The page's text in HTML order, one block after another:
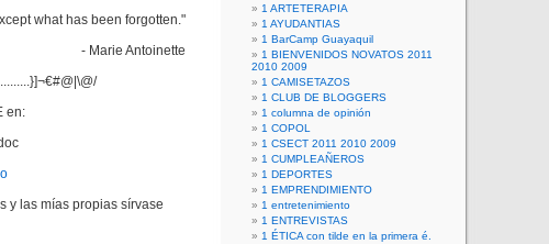
what has been forgotten."
- Marie Antoinette
en:
y las mías propias sírvase
1 ARTETERAPIA
1 AYUDANTIAS
1 BarCamp Guayaquil
1 BIENVENIDOS NOVATOS 2011
2010 2009
1 CAMISETAZOS
1 CLUB DE BLOGGERS
1 columna de opinión
1 COPOL
1 CSECT 2011 2010 2009
1 CUMPLEAÑEROS
1 DEPORTES
1 EMPRENDIMIENTO
1 entretenimiento
1 ENTREVISTAS
1 ÉTICA con tilde en la primera é.